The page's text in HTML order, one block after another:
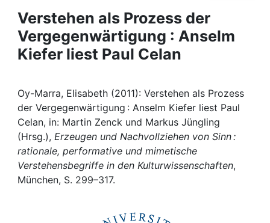
Projects
People
Awards
My FIS
Help
Verstehen als Prozess der
Vergegenwärtigung : Anselm
Kiefer liest Paul Celan
Oy-Marra, Elisabeth (2011): Verstehen als Prozess
der Vergegenwärtigung : Anselm Kiefer liest Paul
Celan, in: Martin Zenck und Markus Jüngling
(Hrsg.), Erzeugen und Nachvollziehen von Sinn :
rationale, performative und mimetische
Verstehensbegriffe in den Kulturwissenschaften,
München, S. 299–317.